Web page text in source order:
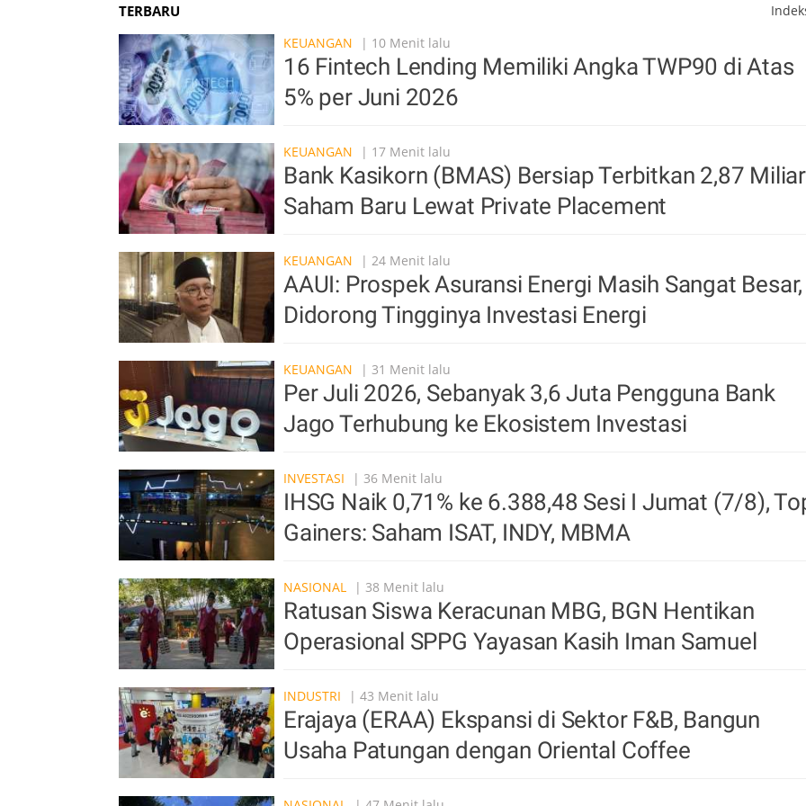
TERBARU
KEUANGAN
| 10 Menit lalu
16 Fintech Lending Memiliki Angka TWP90 di Atas
5% per Juni 2026
KEUANGAN | 17 Menit lalu
Bank Kasikorn (BMAS) Bersiap Terbitkan 2,87 Miliar
Saham Baru Lewat Private Placement
KEUANGAN | 24 Menit lalu
AAUI: Prospek Asuransi Energi Masih Sangat Besar,
Didorong Tingginya Investasi Energi
KEUANGAN | 31 Menit lalu
Per Juli 2026, Sebanyak 3,6 Juta Pengguna Bank
Jago Terhubung ke Ekosistem Investasi
INVESTASI | 36 Menit lalu
IHSG Naik 0,71% ke 6.388,48 Sesi I Jumat (7/8),
Gainers: Saham ISAT, INDY, MBMA
NASIONAL | 38 Menit lalu
Ratusan Siswa Keracunan MBG, BGN Hentikan
Operasional SPPG Yayasan Kasih Iman Samuel
INDUSTRI | 43 Menit lalu
Erajaya (ERAA) Ekspansi di Sektor F&B, Bangun
Usaha Patungan dengan Oriental Coffee